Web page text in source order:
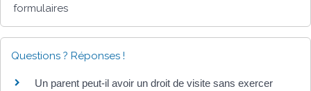
formulaires
Questions ? Réponses !
Un parent peut-il avoir un droit de visite sans exercer